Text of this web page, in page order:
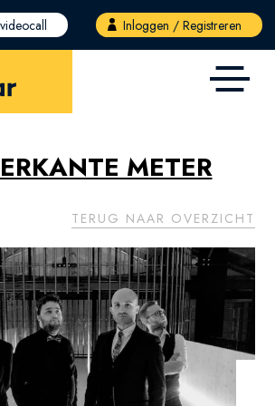
gaan
Inloggen / Registreren
METER
TERUG NAAR OVERZICHT